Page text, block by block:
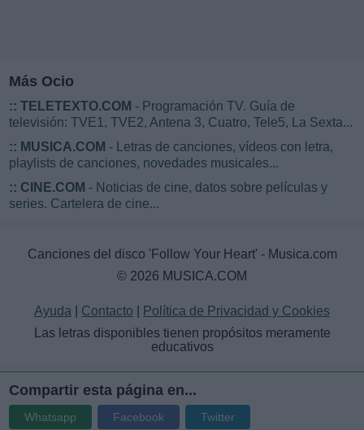
Más Ocio
:: TELETEXTO.COM - Programación TV. Guía de
televisión: TVE1, TVE2, Antena 3, Cuatro, Tele5, La Sexta...
:: MUSICA.COM - Letras de canciones, vídeos con letra,
playlists de canciones, novedades musicales...
:: CINE.COM - Noticias de cine, datos sobre películas y
series. Cartelera de cine...
Canciones del disco 'Follow Your Heart' - Musica.com
© 2026 MUSICA.COM
Ayuda Contacto
Política de Privacidad y Cookies
Las letras disponibles tienen propósitos meramente
educativos
Compartir esta página en...
Whatsapp Facebook Twitter